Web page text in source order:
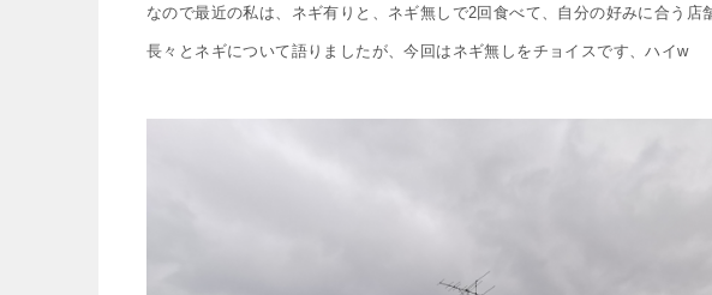
なので最近の私は、ネギ有りと、ネギ無しで2回食べて、自分の好みに合う店
長々とネギについて語りましたが、今回はネギ無しをチョイスです、ハイw